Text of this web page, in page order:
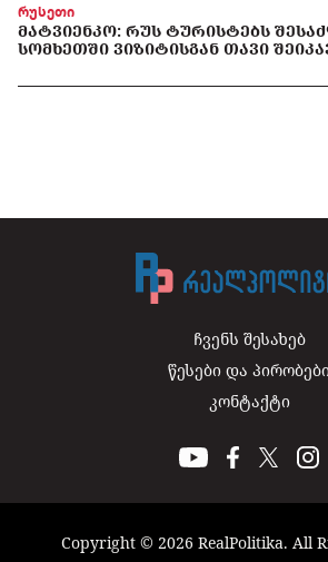
რუსეთი
ᲛᲐᲢᲕᲘᲔᲜᲙᲝ: ᲠᲣᲡ ᲢᲣᲠᲘᲡᲢᲔᲑᲡ
ᲡᲝᲛᲮᲔᲗᲨᲘ ᲕᲘᲖᲘᲢᲘᲡᲒᲐᲜ ᲗᲐᲕᲘ
ჩვენს შესახებ
წესები და
კონტაქტი
Copyright © 2026 RealPolitika. All